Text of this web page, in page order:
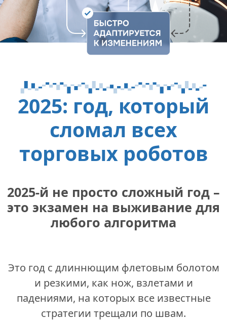
2025: год, который
сломал всех
торговых роботов
2025-й не просто сложный год –
это экзамен на выживание для
любого алгоритма
Это год с длиннющим флетовым болотом
и резкими, как нож, взлетами и
падениями, на которых все известные
стратегии трещали по швам.